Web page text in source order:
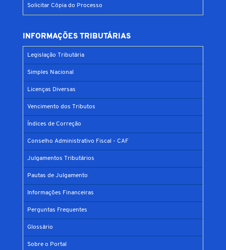
Solicitar Cópia do Processo
INFORMAÇÕES TRIBUTÁRIAS
Legislação Tributária
Simples Nacional
Licenças Diversas
Vencimento dos Tributos
Índices de Correção
Conselho Administrativo Fiscal - CAF
Julgamentos Tributários
Pautas de Julgamento
Informações Financeiras
Perguntas Frequentes
Glossário
Sobre o Portal